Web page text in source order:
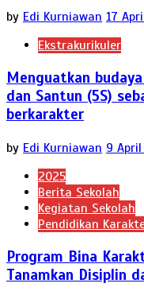
by Edi Kurniawan 17
Ekstrakurikuler
Menguatkan budaya
dan Santun (5S)
berkarakter
by Edi Kurniawan 9
2025
Berita Sekolah
Kegiatan Sekolah
Pendidikan
Program Bina
Tanamkan Disiplin